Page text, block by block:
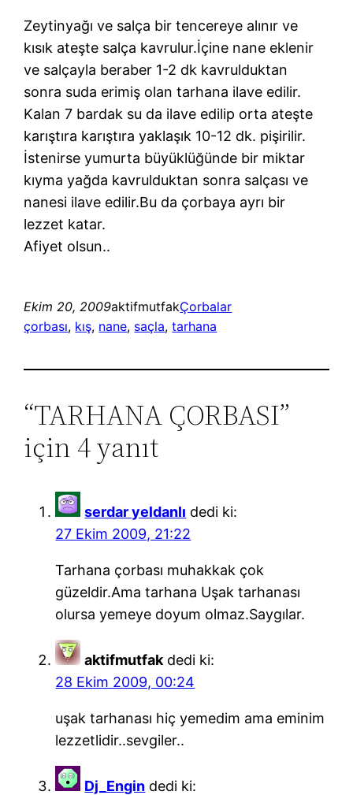
Zeytinyağı ve salça bir tencereye alınır ve
kısık ateşte salça kavrulur.İçine nane eklenir
ve salçayla beraber 1-2 dk kavrulduktan
sonra suda erimiş olan tarhana ilave edilir.
Kalan 7 bardak su da ilave edilip orta ateşte
karıştıra karıştıra yaklaşık 10-12 dk. pişirilir.
İstenirse yumurta büyüklüğünde bir miktar
kıyma yağda kavrulduktan sonra salçası ve
nanesi ilave edilir.Bu da çorbaya ayrı bir
lezzet katar.
Afiyet olsun..
Ekim 20, 2009aktifmutfakÇorbalar
çorbası, kış, nane, saçla, tarhana
“TARHANA ÇORBASI”
için 4 yanıt
serdar yeldanlı dedi ki:
27 Ekim 2009, 21:22
Tarhana çorbası muhakkak çok
güzeldir.Ama tarhana Uşak tarhanası
olursa yemeye doyum olmaz.Saygılar.
aktifmutfak dedi ki:
28 Ekim 2009, 00:24
uşak tarhanası hiç yemedim ama eminim
lezzetlidir..sevgiler..
Dj_Engin dedi ki: